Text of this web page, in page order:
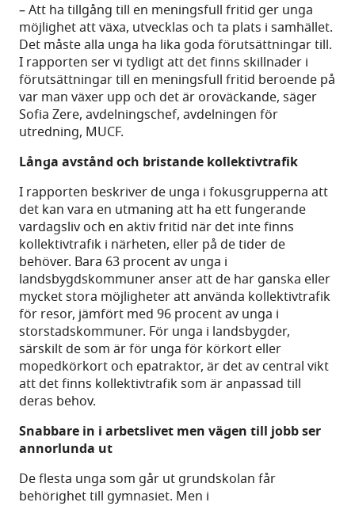
– Att ha tillgång till en meningsfull fritid ger unga
möjlighet att växa, utvecklas och ta plats i samhället.
Det måste alla unga ha lika goda förutsättningar till.
I rapporten ser vi tydligt att det finns skillnader i
förutsättningar till en meningsfull fritid beroende på
var man växer upp och det är oroväckande, säger
Sofia Zere, avdelningschef, avdelningen för
utredning, MUCF.
Långa avstånd och bristande kollektivtrafik
I rapporten beskriver de unga i fokusgrupperna att
det kan vara en utmaning att ha ett fungerande
vardagsliv och en aktiv fritid när det inte finns
kollektivtrafik i närheten, eller på de tider de
behöver. Bara 63 procent av unga i
landsbygdskommuner anser att de har ganska eller
mycket stora möjligheter att använda kollektivtrafik
för resor, jämfört med 96 procent av unga i
storstadskommuner. För unga i landsbygder,
särskilt de som är för unga för körkort eller
mopedkörkort och epatraktor, är det av central vikt
att det finns kollektivtrafik som är anpassad till
deras behov.
Snabbare in i arbetslivet men vägen till jobb ser
annorlunda ut
De flesta unga som går ut grundskolan får
behörighet till gymnasiet. Men i